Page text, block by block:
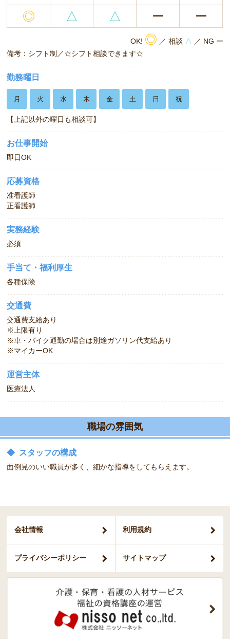
◎ △ △ ー ー
OK! ◎ ／ 相談 △ ／ NG ー
備考：シフト制／☆シフト相談できます☆
勤務曜日
月 火 水 木 金 土 日 祝
【上記以外の曜日も相談可】
お仕事開始
即日OK
応募資格
准看護師
正看護師
実務経験
必須
手当て・福利厚生
各種保険
交通費
交通費支給あり
※上限有り
※車・バイク通勤の場合は別途ガソリン代支給あり
※マイカーOK
運営主体
医療法人
職場の雰囲気
◆ スタッフの構成
面倒見のいい職員が多く、細かな指導をしてもらえます。
会社情報 利用規約
プライバシーポリシー サイトマップ